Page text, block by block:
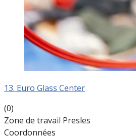
13. Euro Glass Center
(0)
Zone de travail Presles
Coordonnées